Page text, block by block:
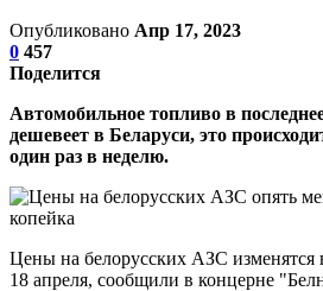
Опубликовано Апр 17, 2023
0 457
Поделится
Автомобильное топливо в
дешевеет в Беларуси, это
один раз в неделю.
Цены на белорусских АЗС изменятся
18 апреля, сообщили в концерне